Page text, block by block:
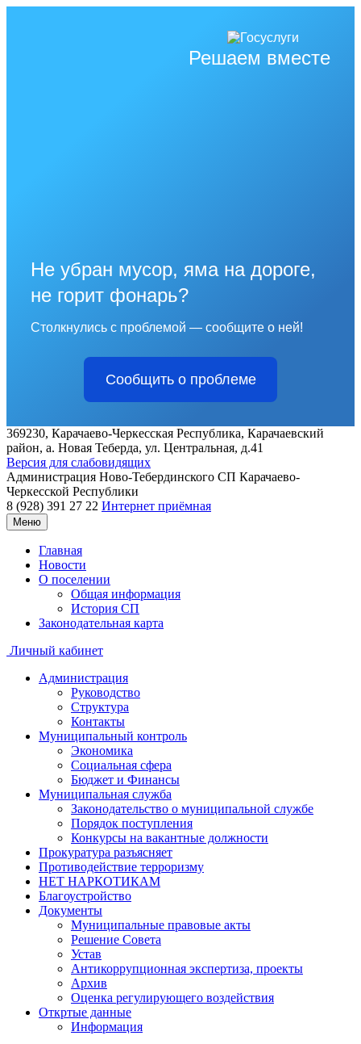
Решаем вместе
Не убран мусор, яма на дороге,
не горит фонарь?
Столкнулись с проблемой — сообщите о ней!
Сообщить о проблеме
369230, Карачаево-Черкесская Республика, Карачаевский
район, а. Новая Теберда, ул. Центральная, д.41
Версия для слабовидящих
Администрация Ново-Тебердинского СП Карачаево-
Черкесской Республики
8 (928) 391 27 22 Интернет приёмная
Меню
Главная
Новости
О поселении
Общая информация
История СП
Законодательная карта
Личный кабинет
Администрация
Руководство
Структура
Контакты
Муниципальный контроль
Экономика
Социальная сфера
Бюджет и Финансы
Муниципальная служба
Законодательство о муниципальной службе
Порядок поступления
Конкурсы на вакантные должности
Прокуратура разъясняет
Противодействие терроризму
НЕТ НАРКОТИКАМ
Благоустройство
Документы
Муниципальные правовые акты
Решение Совета
Устав
Антикоррупционная экспертиза, проекты
Архив
Оценка регулирующего воздействия
Откртые данные
Информация